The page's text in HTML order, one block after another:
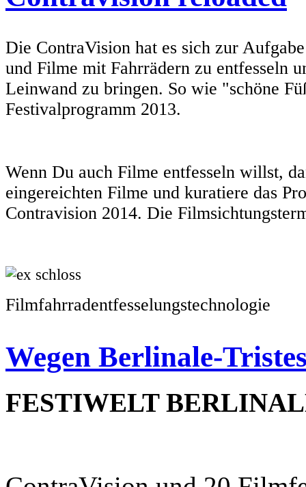
Die ContraVision hat es sich zur
und Filme mit Fahrrädern zu entfesseln
Leinwand zu bringen. So wie "schöne
Festivalprogramm 2013.
Wenn Du auch Filme entfesseln willst,
eingereichten Filme und kuratiere das
Contravision 2014. Die
Filmfahrradentfesselungstechnologie
Wegen Berlinale-
FESTIWELT